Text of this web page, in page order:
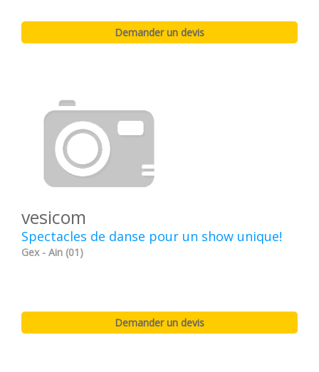
vesicom
Spectacles de danse pour un show unique!
Gex - Ain (01)